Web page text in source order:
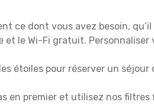
ce dont vous avez besoin, qu’il
et le Wi-Fi gratuit. Personnaliser
étoiles pour réserver un
en premier et utilisez nos filtres